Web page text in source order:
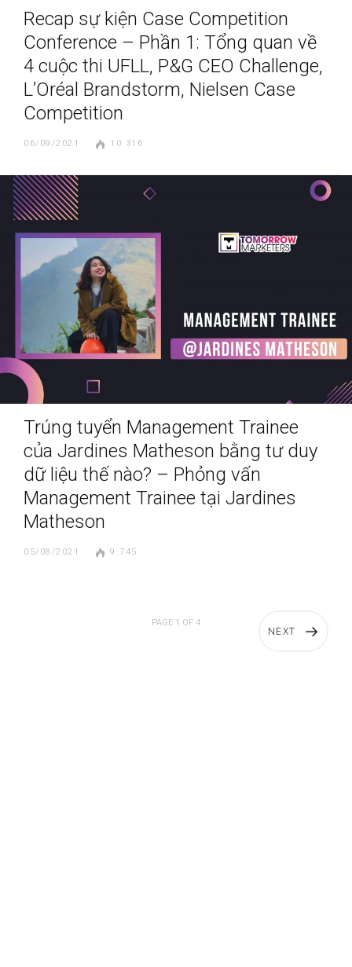
Recap sự kiện Case Competition
Conference – Phần 1: Tổng quan về
4 cuộc thi UFLL, P&G CEO Challenge,
L’Oréal Brandstorm, Nielsen Case
Competition
06/09/2021 10.316
Trúng tuyển Management Trainee
của Jardines Matheson bằng tư duy
dữ liệu thế nào? – Phỏng vấn
Management Trainee tại Jardines
Matheson
05/08/2021 9.745
NEXT
PAGE 1 OF 4